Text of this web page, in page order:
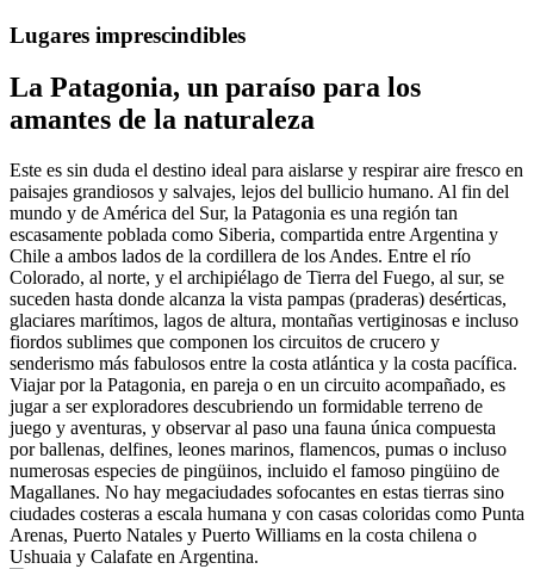
Lugares imprescindibles
La Patagonia, un paraíso para los
amantes de la naturaleza
Este es sin duda el destino ideal para aislarse y respirar aire fresco en
paisajes grandiosos y salvajes, lejos del bullicio humano. Al fin del
mundo y de América del Sur, la Patagonia es una región tan
escasamente poblada como Siberia, compartida entre Argentina y
Chile a ambos lados de la cordillera de los Andes. Entre el río
Colorado, al norte, y el archipiélago de Tierra del Fuego, al sur, se
suceden hasta donde alcanza la vista pampas (praderas) desérticas,
glaciares marítimos, lagos de altura, montañas vertiginosas e incluso
fiordos sublimes que componen los circuitos de crucero y
senderismo más fabulosos entre la costa atlántica y la costa pacífica.
Viajar por la Patagonia, en pareja o en un circuito acompañado, es
jugar a ser exploradores descubriendo un formidable terreno de
juego y aventuras, y observar al paso una fauna única compuesta
por ballenas, delfines, leones marinos, flamencos, pumas o incluso
numerosas especies de pingüinos, incluido el famoso pingüino de
Magallanes. No hay megaciudades sofocantes en estas tierras sino
ciudades costeras a escala humana y con casas coloridas como Punta
Arenas, Puerto Natales y Puerto Williams en la costa chilena o
Ushuaia y Calafate en Argentina.